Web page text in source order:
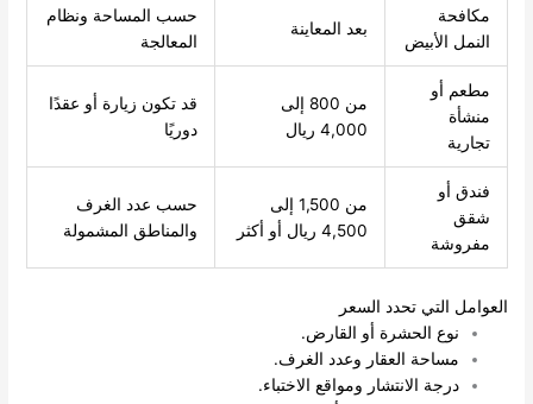
مكافحة
النمل الأبيض
بعد المعاينة
حسب المساحة ونظام
المعالجة
مطعم أو
منشأة
تجارية
من 800 إلى
4,000 ريال
قد تكون زيارة أو عقدًا
دوريًا
فندق أو
شقق
مفروشة
من 1,500 إلى
4,500 ريال أو أكثر
حسب عدد الغرف
والمناطق المشمولة
العوامل التي تحدد السعر
نوع الحشرة أو القارض.
مساحة العقار وعدد الغرف.
درجة الانتشار ومواقع الاختباء.